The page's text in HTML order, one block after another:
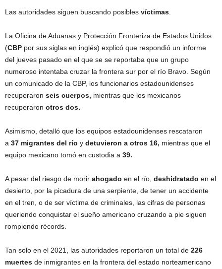
Las autoridades siguen buscando posibles víctimas
La Oficina de Aduanas y Protección Fronteriza de Estados Unidos
(CBP por sus siglas en inglés) explicó que respondió un informe
del jueves pasado en el que se se reportaba que un grupo
numeroso intentaba cruzar la frontera sur por el río Bravo. Según
un comunicado de la CBP, los funcionarios estadounidenses
recuperaron seis cuerpos, mientras que los mexicanos
recuperaron otros dos.
Asimismo, detalló que los equipos estadounidenses rescataron
a 37 migrantes del río y detuvieron a otros 16, mientras que el
equipo mexicano tomó en custodia a 39.
A pesar del riesgo de morir ahogado en el río, deshidratado en el
desierto, por la picadura de una serpiente, de tener un accidente
en el tren, o de ser víctima de criminales, las cifras de personas
queriendo conquistar el sueño americano cruzando a pie siguen
rompiendo récords.
Tan solo en el 2021, las autoridades reportaron un total de 226
muertes de inmigrantes en la frontera del estado norteamericano